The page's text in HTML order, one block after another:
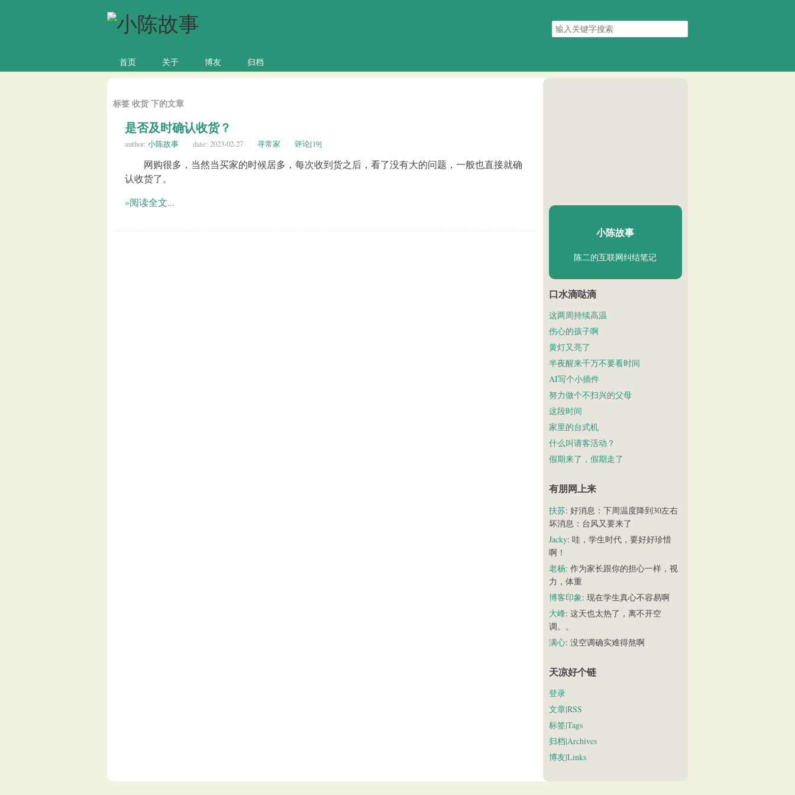
搜
索
首页 关于 博友 归档
标签 收货 下的文章
是否及时确认收货？
author: 小陈故事 date: 2023-02-27 寻常家 评论[19]
网购很多，当然当买家的时候居多，每次收到货之后，看了没有大的问题，一般也直接就确
认收货了。
»阅读全文...
陈二Chenèr
小陈故事
陈二的互联网纠结笔记
口水滴哒滴
这两周持续高温
伤心的孩子啊
黄灯又亮了
半夜醒来千万不要看时间
AI写个小插件
努力做个不扫兴的父母
这段时间
家里的台式机
什么叫请客活动？
假期来了，假期走了
有朋网上来
扶苏: 好消息：下周温度降到30左右
坏消息：台风又要来了
Jacky: 哇，学生时代，要好好珍惜
啊！
老杨: 作为家长跟你的担心一样，视
力，体重
博客印象: 现在学生真心不容易啊
大峰: 这天也太热了，离不开空
调。。
满心: 没空调确实难得熬啊
天凉好个链
登录
文章|RSS
标签|Tags
归档|Archives
博友|Links